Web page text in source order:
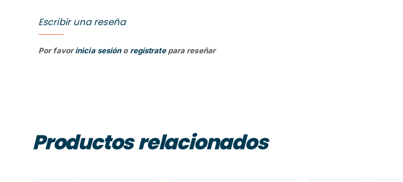
Escribir una reseña
Por favorinicia sesióno regístratepara reseñar
Productos relacionados